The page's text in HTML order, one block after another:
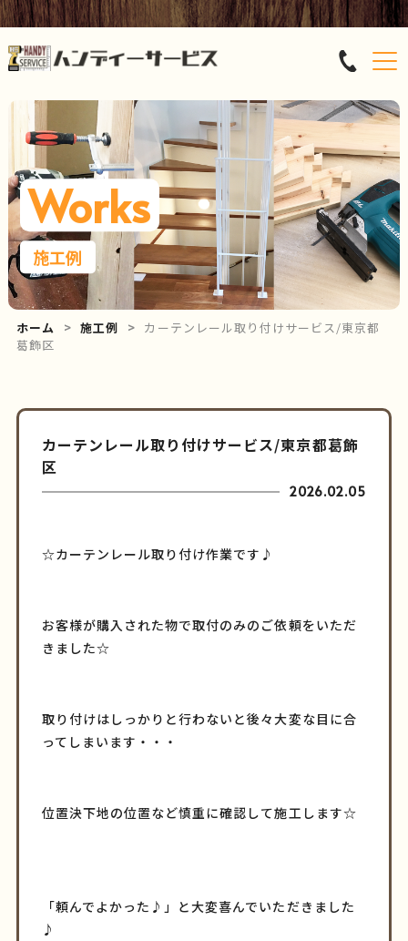
Works
施工例
ホーム 施工例
カーテンレール取り付けサービス/東京都
葛飾区
カーテンレール取り付けサービス/東京都葛飾
区
2026.02.05
☆カーテンレール取り付け作業です♪
お客様が購入された物で取付のみのご依頼をいただ
きました☆
取り付けはしっかりと行わないと後々大変な目に合
ってしまいます・・・
位置決下地の位置など慎重に確認して施工します☆
「頼んでよかった♪」と大変喜んでいただきました
♪